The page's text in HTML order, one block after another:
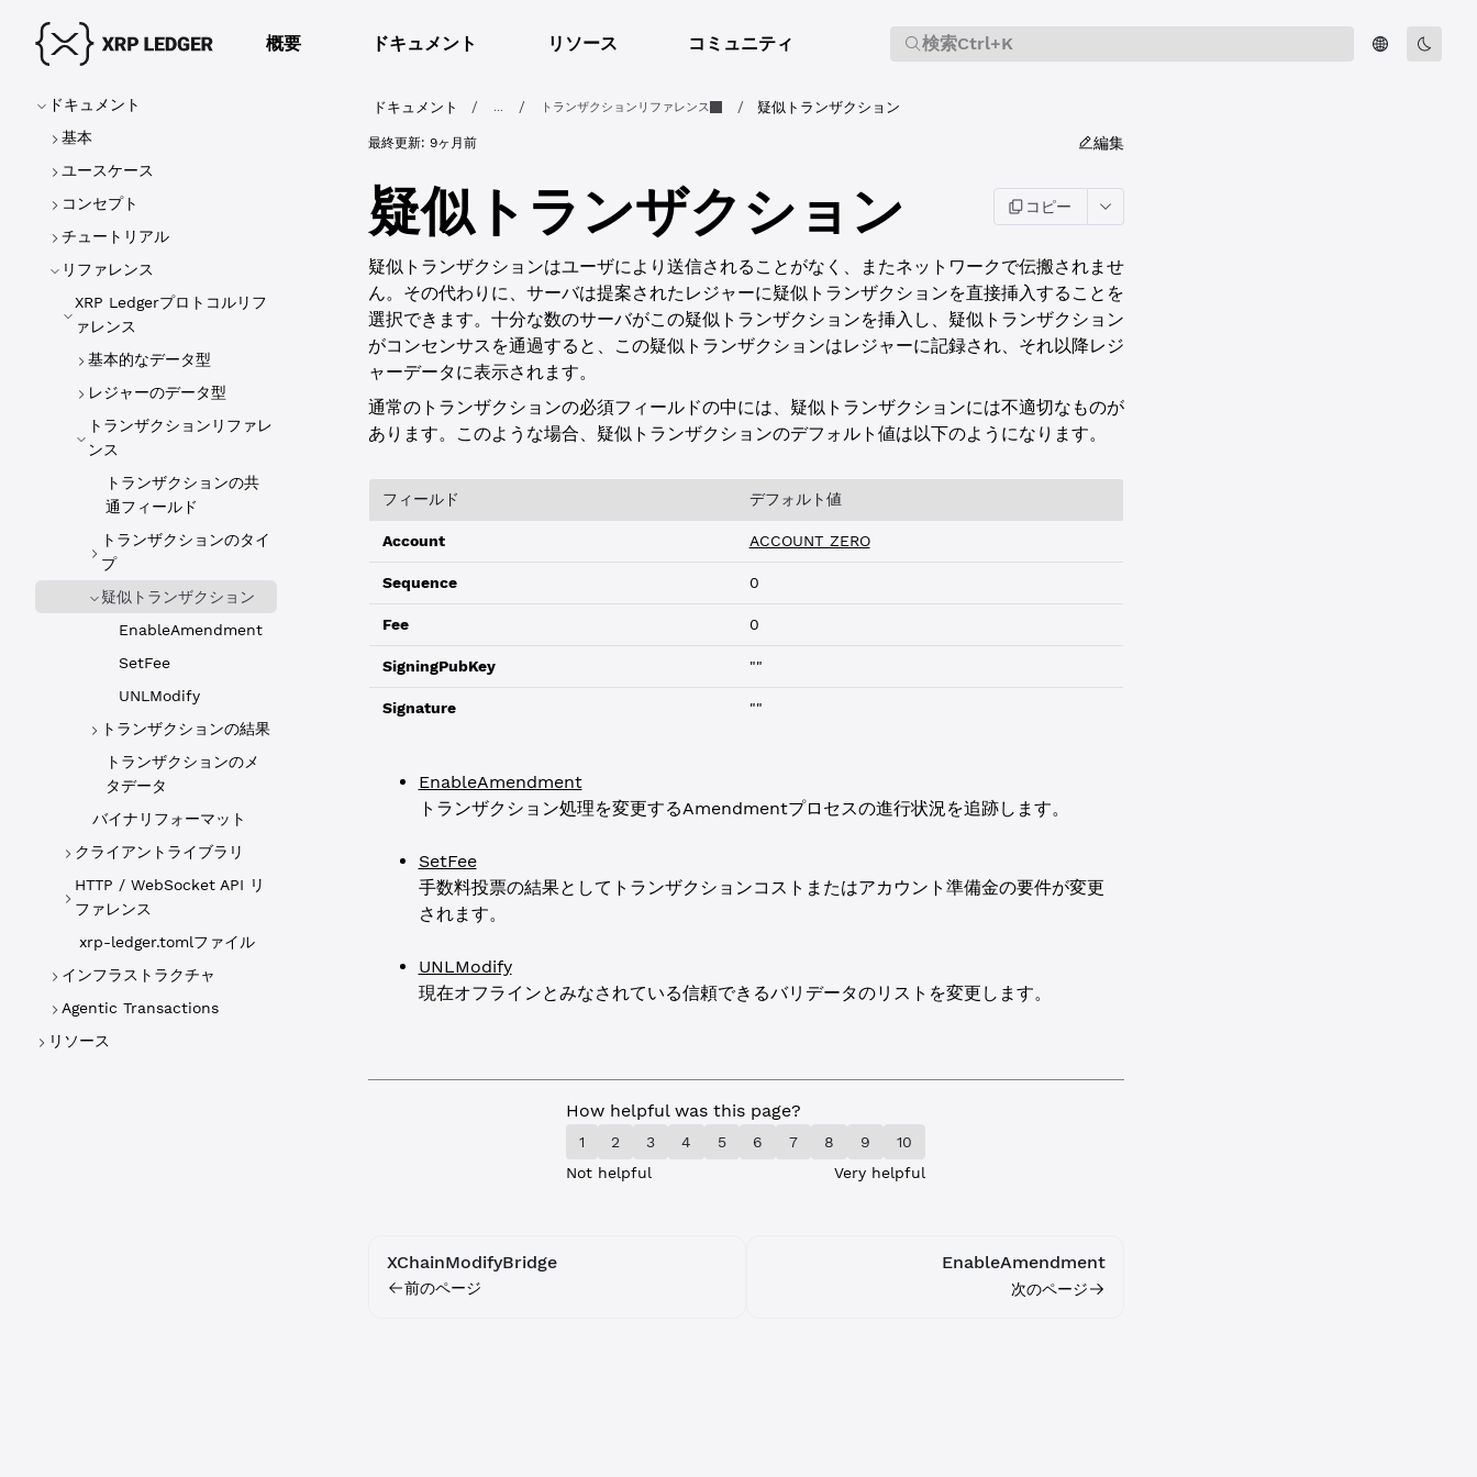
概要 ドキュメント リソース コミュニティ 検索Ctrl+K
ドキュメント
基本
ユースケース
コンセプト
チュートリアル
リファレンス
XRP Ledgerプロトコルリフ
ァレンス
基本的なデータ型
レジャーのデータ型
トランザクションリファレ
ンス
トランザクションの共
通フィールド
トランザクションのタイ
プ
疑似トランザクション
EnableAmendment
SetFee
UNLModify
トランザクションの結果
トランザクションのメ
タデータ
バイナリフォーマット
クライアントライブラリ
HTTP / WebSocket API リ
ファレンス
xrp-ledger.tomlファイル
インフラストラクチャ
Agentic Transactions
リソース
ドキュメント / / トランザクションリファレンス / 疑似トランザクション
最終更新: 9ヶ月前 編集
疑似トランザクション コピー
疑似トランザクションはユーザにより送信されることがなく、またネットワークで伝搬されませ
ん。その代わりに、サーバは提案されたレジャーに疑似トランザクションを直接挿入することを
選択できます。十分な数のサーバがこの疑似トランザクションを挿入し、疑似トランザクション
がコンセンサスを通過すると、この疑似トランザクションはレジャーに記録され、それ以降レジ
ャーデータに表示されます。
通常のトランザクションの必須フィールドの中には、疑似トランザクションには不適切なものが
あります。このような場合、疑似トランザクションのデフォルト値は以下のようになります。
フィールド デフォルト値
Account ACCOUNT_ZERO
Sequence 0
Fee 0
SigningPubKey ""
Signature ""
EnableAmendment
トランザクション処理を変更するAmendmentプロセスの進行状況を追跡します。
SetFee
手数料投票の結果としてトランザクションコストまたはアカウント準備金の要件が変更
されます。
UNLModify
現在オフラインとみなされている信頼できるバリデータのリストを変更します。
How helpful was this page?
1 2 3 4 5 6 7 8 9
10
Not helpful
Very helpful
XChainModifyBridge
前のページ
EnableAmendment
次のページ